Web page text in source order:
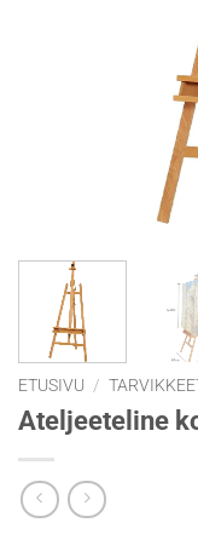
ETUSIVU /
Ateljeeteline